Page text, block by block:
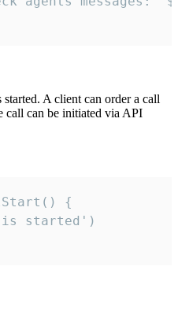
A client can order a call
call can be initiated via API
{
started')